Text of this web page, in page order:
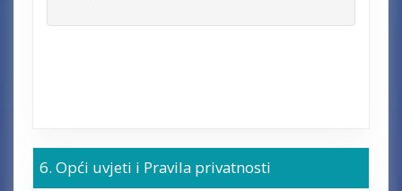
Opći uvjeti i Pravila privatnosti